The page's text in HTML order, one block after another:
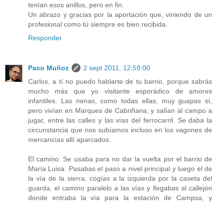
tenían esos anillos, pero en fin.
Un abrazo y gracias por la aportación que, viniendo de un
profesional como tú siempre es bien recibida.
Responder
Paco Muñoz
2 sept 2011, 12:59:00
Carlos, a tí no puedo hablarte de tu barrio, porque sabrás
mucho más que yo visitante esporádico de amores
infantiles. Las nenas, como todas ellas, muy guapas sí,
pero vivían en Marques de Cabriñana, y salían al campo a
jugar, entre las calles y las vías del ferrocarril. Se daba la
circunstancia que nos subíamos incluso en los vagones de
mercancías allí aparcados.
El camino: Se usaba para no dar la vuelta por el barrio de
María Luisa. Pasabas el paso a nivel principal y luego el de
la vía de la sierra, cogías a la izquierda por la caseta del
guarda, el camino paralelo a las vías y llegabas al callejón
donde entraba la vía para la estación de Campsa, y